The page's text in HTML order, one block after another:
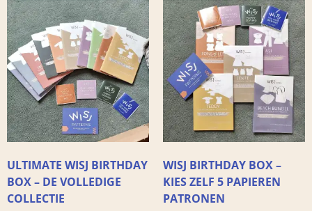
ULTIMATE WISJ BIRTHDAY
BOX – DE VOLLEDIGE
COLLECTIE
WISJ BIRTHDAY BOX –
KIES ZELF 5 PAPIEREN
PATRONEN